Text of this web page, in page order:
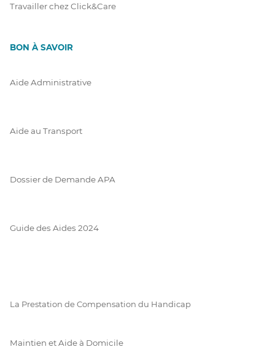
Travailler chez Click&Care
BON À SAVOIR
Aide Administrative
Aide au Transport
Dossier de Demande APA
Guide des Aides 2024
La Prestation de Compensation du Handicap
Maintien et Aide à Domicile